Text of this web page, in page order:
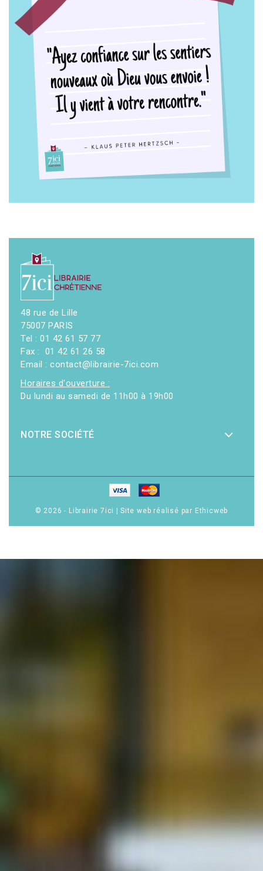
48 rue de Lille
75007 PARIS
Tel : 01 42 61 57 77
Fax : 01 42 61 26 58
Email : contact@librairie-7ici.com
Horaires d'ouverture :
Du lundi au samedi de 11h00 à 19h00
NOTRE SOCIÉTÉ
© 2026 - Librairie 7ici Site web réalisé par Ethicweb